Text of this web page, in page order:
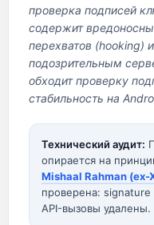
проверка подписей
содержит
перехватов (hooking)
подозрительным
обходит проверку
стабильность на
Технический аудит:
опирается на
Mishaal Rahman (ex-
проверена:
API-вызовы удалены.